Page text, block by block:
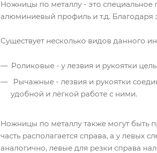
Ножницы по металлу - это специальное
алюминиевый профиль и т.д. Благодаря
Существует несколько видов данного
Роликовые - у лезвия и рукоятки
Рычажные - лезвия и рукоятки
удобной и лёгкой работе с ними.
Ножницы по металлу также могут быть
часть располагается справа, а у левых
аналогично, левые для резки справа